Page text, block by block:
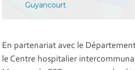
Guyancourt
En partenariat avec le
le Centre hospitalier